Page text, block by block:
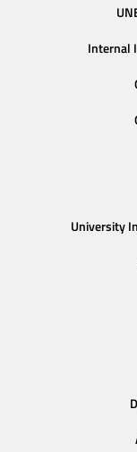
Internal
University